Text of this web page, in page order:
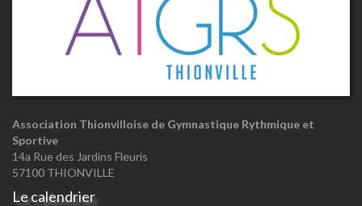
Association Thionvilloise de Gymnastique Rythmique et
Sportive
14a Rue des Jardins Fleuris
57100 THIONVILLE
Le calendrier